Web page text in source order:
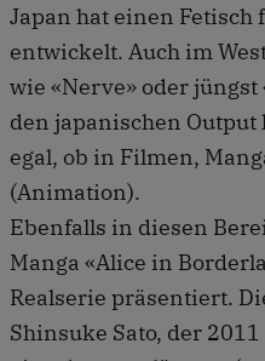
Japan hat einen Fetisch
entwickelt. Auch im
wie «Nerve» oder jüngst
den japanischen
egal, ob in Filmen,
(Animation).
Ebenfalls in diesen
Manga «Alice in
Realserie präsentiert.
Shinsuke Sato, der